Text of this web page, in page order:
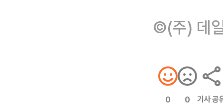
©(주) 데
0 0 기사 공